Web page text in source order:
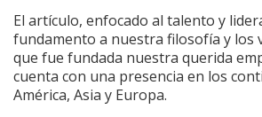
El artículo, enfocado al talento y
fundamento a nuestra filosofía y los
que fue fundada nuestra querida
cuenta con una presencia en los
América, Asia y Europa.